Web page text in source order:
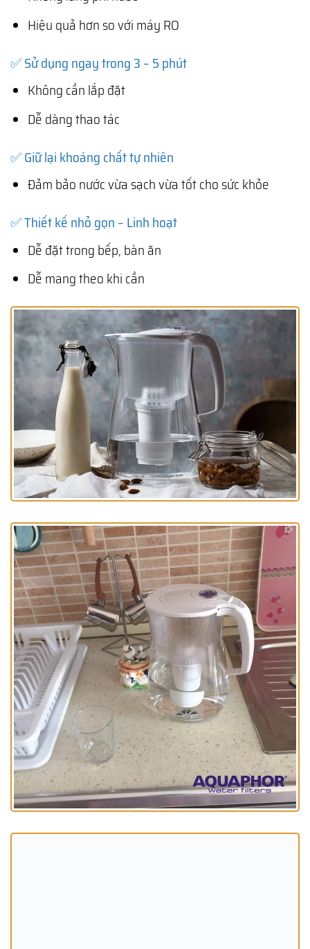
Hiệu quả hơn so với máy RO
✅ Sử dụng ngay trong 3 – 5 phút
Không cần lắp đặt
Dễ dàng thao tác
✅ Giữ lại khoáng chất tự nhiên
Đảm bảo nước vừa sạch vừa tốt cho sức khỏe
✅ Thiết kế nhỏ gọn – Linh hoạt
Dễ đặt trong bếp, bàn ăn
Dễ mang theo khi cần